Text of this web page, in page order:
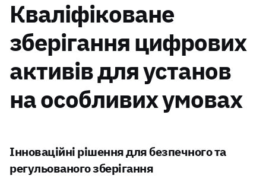
Кваліфіковане
зберігання цифрових
активів для установ
на особливих умовах
Інноваційні рішення для безпечного та
регульованого зберігання